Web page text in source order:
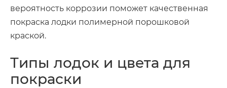
вероятность коррозии поможет качественная
покраска лодки полимерной порошковой
краской.
Типы лодок и цвета для
покраски